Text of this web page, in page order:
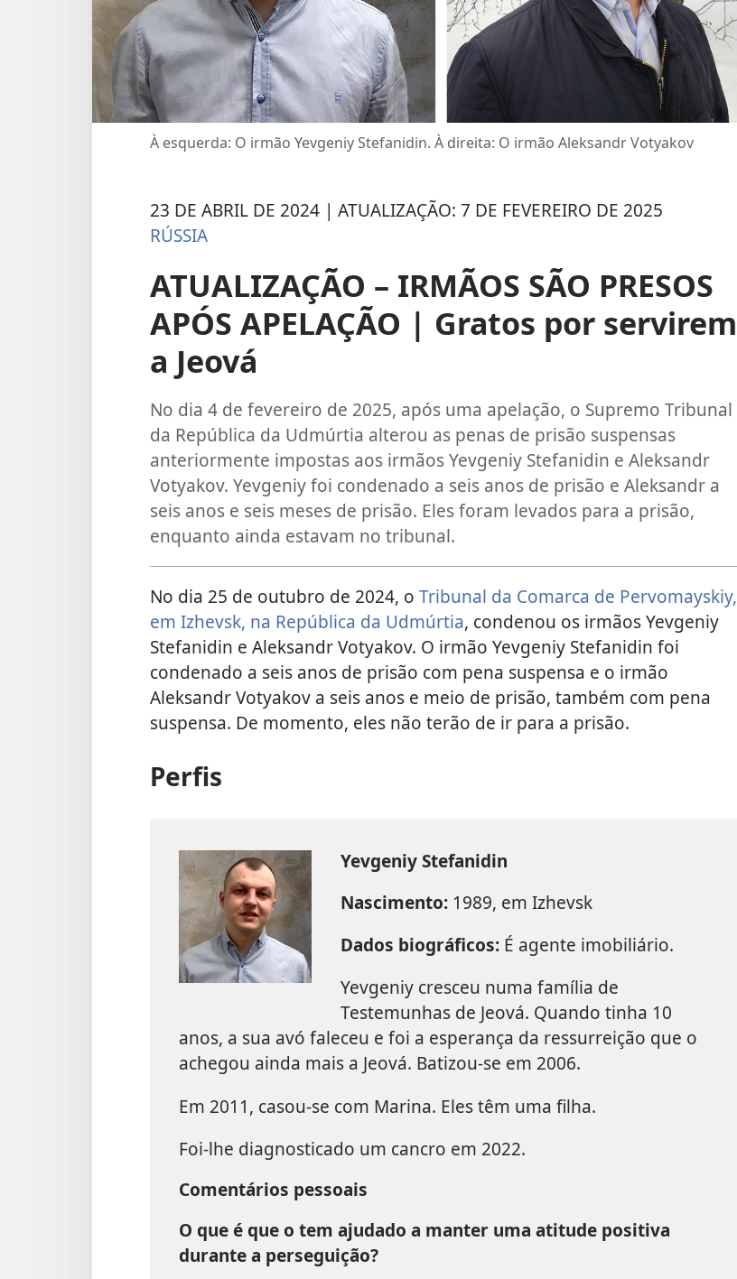
À esquerda: O irmão Yevgeniy Stefanidin. À direita: O irmão Aleksandr Votyakov
23 DE ABRIL DE 2024 | ATUALIZAÇÃO: 7 DE FEVEREIRO DE 2025
RÚSSIA
ATUALIZAÇÃO – IRMÃOS SÃO PRESOS
APÓS APELAÇÃO | Gratos por servirem
a Jeová
No dia 4 de fevereiro de 2025, após uma apelação, o Supremo Tribunal
da República da Udmúrtia alterou as penas de prisão suspensas
anteriormente impostas aos irmãos Yevgeniy Stefanidin e Aleksandr
Votyakov. Yevgeniy foi condenado a seis anos de prisão e Aleksandr a
seis anos e seis meses de prisão. Eles foram levados para a prisão,
enquanto ainda estavam no tribunal.
No dia 25 de outubro de 2024, o Tribunal da Comarca de Pervomayskiy,
em Izhevsk, na República da Udmúrtia, condenou os irmãos Yevgeniy
Stefanidin e Aleksandr Votyakov. O irmão Yevgeniy Stefanidin foi
condenado a seis anos de prisão com pena suspensa e o irmão
Aleksandr Votyakov a seis anos e meio de prisão, também com pena
suspensa. De momento, eles não terão de ir para a prisão.
Perfis
Yevgeniy Stefanidin
Nascimento: 1989, em Izhevsk
Dados biográficos: É agente imobiliário.
Yevgeniy cresceu numa família de
Testemunhas de Jeová. Quando tinha 10
anos, a sua avó faleceu e foi a esperança da ressurreição que o
achegou ainda mais a Jeová. Batizou-se em 2006.
Em 2011, casou-se com Marina. Eles têm uma filha.
Foi-lhe diagnosticado um cancro em 2022.
Comentários pessoais
O que é que o tem ajudado a manter uma atitude positiva
durante a perseguição?